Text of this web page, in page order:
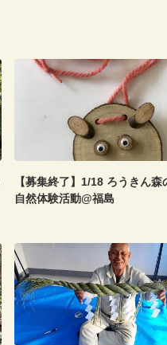
【募集終了】1/18 ろうきん森
自然体験活動@福島